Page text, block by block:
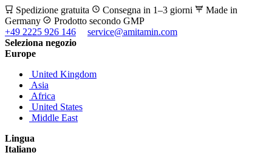
Spedizione gratuita Consegna in 1–3 giorni
Made in
Germany
Prodotto secondo GMP
+49 2225 926 146
service@amitamin.com
Seleziona negozio
Europe
United Kingdom
Asia
Africa
United States
Middle East
Lingua
Italiano